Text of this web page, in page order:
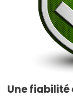
Une fiabilité